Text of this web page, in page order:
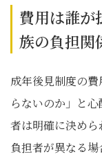
費用は誰
族の負担関
成年後見制度の
らないのか」と
者は明確に決め
負担者が異なる